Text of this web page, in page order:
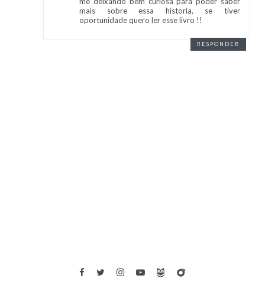
mais sobre essa historia, se tiver
oportunidade quero ler esse livro !!
RESPONDER